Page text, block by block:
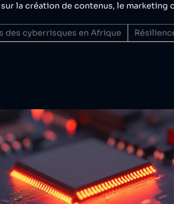
la création de contenus, le
des cyberrisques en Afrique